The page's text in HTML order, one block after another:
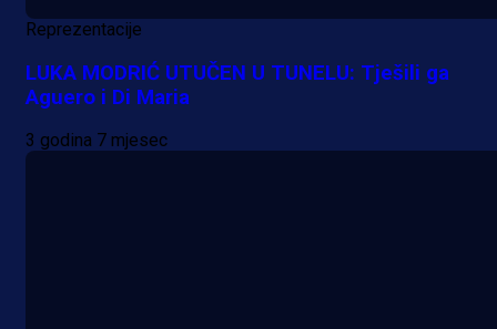
Reprezentacije
LUKA MODRIĆ UTUČEN U TUNELU: Tješili ga
Aguero i Di Maria
3 godina 7 mjesec